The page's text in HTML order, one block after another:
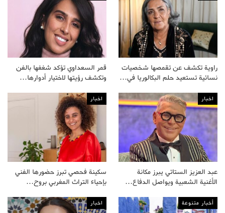
راوية تكشف عن تقمصها شخصيات
نسائية تستعيد حلم البكالوريا في…
قمر السعداوي تؤكد شغفها بالفن
وتكشف رؤيتها لاختيار أدوارها…
اخبار
عبد العزيز الستاتي يبرز مكانة
الأغنية الشعبية ويواصل الدفاع…
اخبار
سكينة فحصي تبرز حضورها الفني
بإحياء التراث المغربي بروح…
أخبار متنوعة اخبار